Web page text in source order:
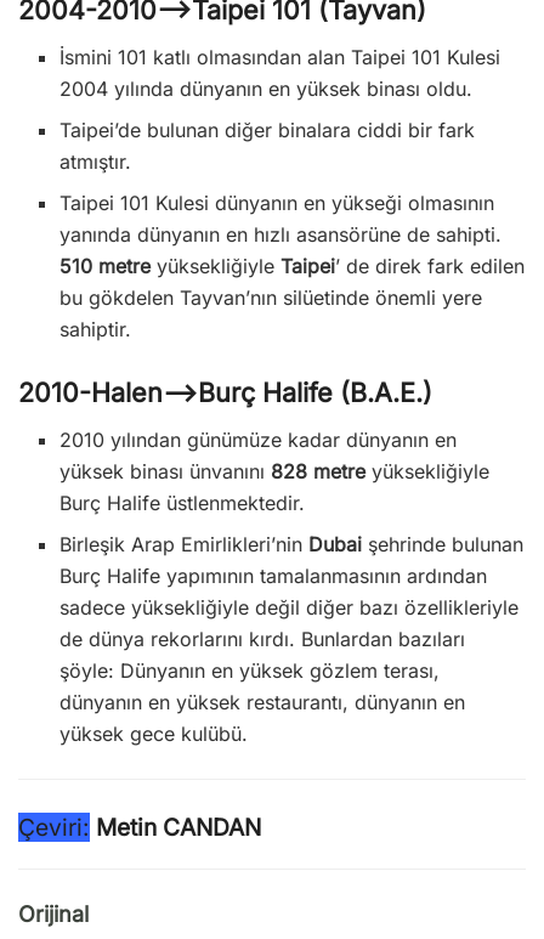
2004-2010—>Taipei 101 (Tayvan)
İsmini 101 katlı olmasından alan Taipei 101 Kulesi
2004 yılında dünyanın en yüksek binası oldu.
Taipei’de bulunan diğer binalara ciddi bir fark
atmıştır.
Taipei 101 Kulesi dünyanın en yükseği olmasının
yanında dünyanın en hızlı asansörüne de sahipti.
510 metreyüksekliğiyleTaipei’ de direk fark edilen
bu gökdelen Tayvan’nın silüetinde önemli yere
sahiptir.
2010-Halen—>Burç Halife (B.A.E.)
2010 yılından günümüze kadar dünyanın en
yüksek binası ünvanını 828 metreyüksekliğiyle
Burç Halife üstlenmektedir.
Birleşik Arap Emirlikleri’nin Dubai şehrinde bulunan
Burç Halife yapımının tamalanmasının ardından
sadece yüksekliğiyle değil diğer bazı özellikleriyle
de dünya rekorlarını kırdı. Bunlardan bazıları
şöyle: Dünyanın en yüksek gözlem terası,
dünyanın en yüksek restaurantı, dünyanın en
yüksek gece kulübü.
Çeviri: Metin CANDAN
Orijinal